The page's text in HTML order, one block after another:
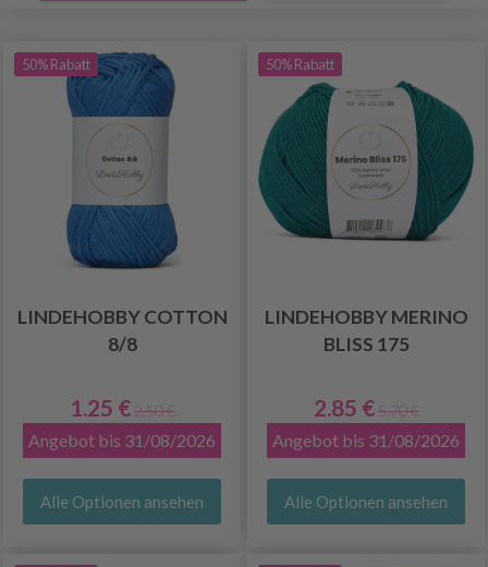
50% Rabatt
LINDEHOBBY COTTON
8/8
1.25 € 2.50 €
Angebot bis 31/08/2026
Alle Optionen ansehen
50% Rabatt
LINDEHOBBY MERINO
BLISS 175
2.85 € 5.70 €
Angebot bis 31/08/2026
Alle Optionen ansehen